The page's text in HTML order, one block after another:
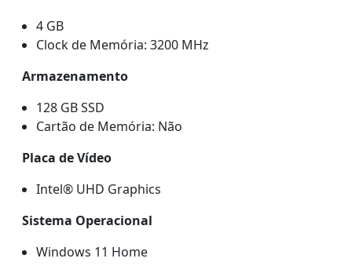
4 GB
Clock de Memória: 3200 MHz
Armazenamento
128 GB SSD
Cartão de Memória: Não
Placa de Vídeo
Intel® UHD Graphics
Sistema Operacional
Windows 11 Home